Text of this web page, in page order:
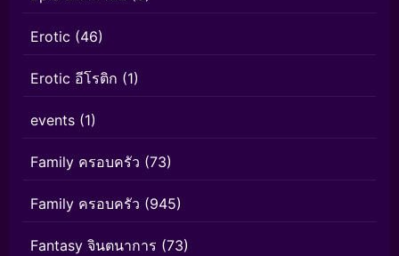
Erotic (46)
Erotic อีโรติก (1)
events (1)
Family ครอบครัว (73)
Family ครอบครัว (945)
Fantasy จินตนาการ (73)